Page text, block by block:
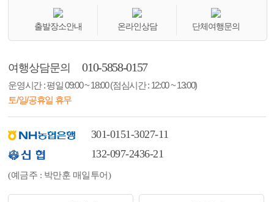
출발장소안내 온라인상담 단체여행문의
여행상담문의 010-5858-0157
운영시간 : 평일 09:00 ~ 18:00 (점심시간 : 12:00 ~ 13:00)
토/일/공휴일 휴무
301-0151-3027-11
132-097-2436-21
(예금주 : 박만훈 매일투어)